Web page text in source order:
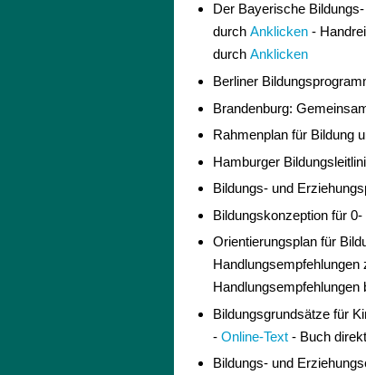
Der Bayerische
durch Anklicken -
durch Anklicken
Berliner
Brandenburg:
Rahmenplan für Bildung
Hamburger
Bildungs- und
Bildungskonzeption für
Orientierungsplan für
Handlungsempfehlungen
Bildungsgrundsätze für
- Online-Text- Buch
Bildungs- und